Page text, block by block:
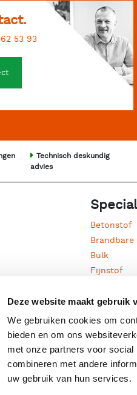
Deze website maakt gebruik
We gebruiken cookies om
bieden en om ons
met onze partners voor
combineren met andere
uw gebruik van hun services.
53 93
Technisch deskundig
advies
Betonstof
Brandbare
Bulk
Fijnstof
Jaarlijkse
Kwartsstof
Olie
Straalgrit
Water en